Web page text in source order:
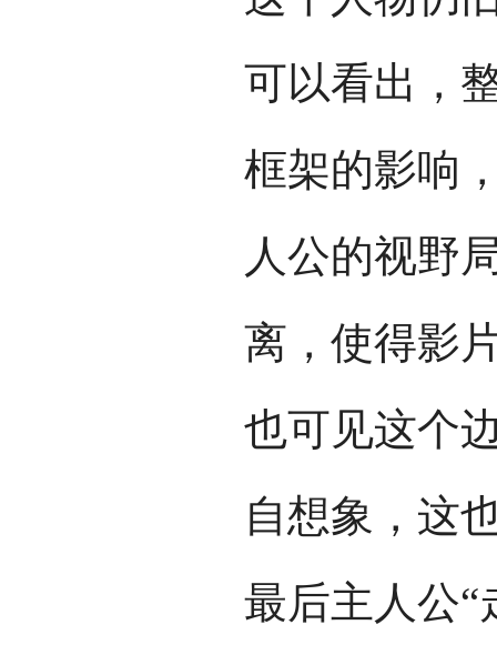
可以看出，
框架的影响
人公的视野
离，使得影
也可见这个
自想象，这
最后主人公“